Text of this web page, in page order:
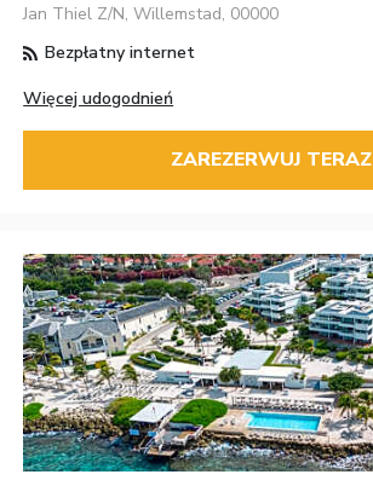
Jan Thiel Z/N, Willemstad, 00000
Bezpłatny internet
Więcej udogodnień
ZAREZERWUJ TERAZ